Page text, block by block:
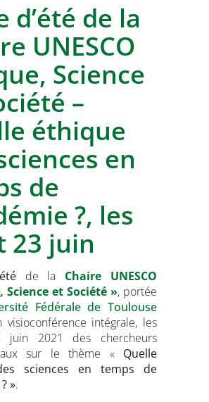
d’été de la
UNESCO
Science
–
éthique
en
de
?, les
23 juin
de la Chaire UNESCO
Science et Société », portée
Fédérale de Toulouse
visioconférence intégrale, les
2021 des chercheurs
sur le thème « Quelle
sciences en temps de
».